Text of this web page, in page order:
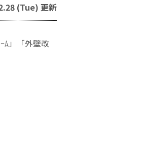
(Tue) 更新
ﾑ」「外壁改